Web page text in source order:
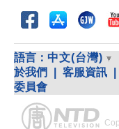
語言： 中文(台灣)
於我們
客服資訊
委員會